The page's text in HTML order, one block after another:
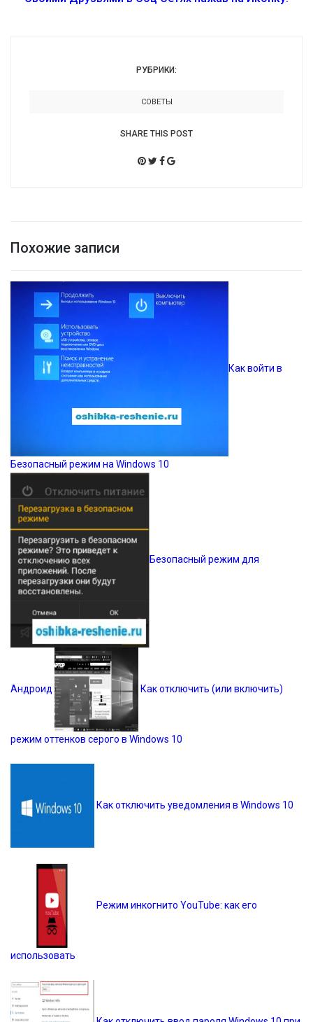
РУБРИКИ:
СОВЕТЫ
SHARE THIS POST
Похожие записи
Как войти в
Безопасный режим на Windows 10
Безопасный режим для
Андроид Как отключить (или включить)
режим оттенков серого в Windows 10
Как отключить уведомления в Windows 10
Режим инкогнито YouTube: как его
использовать